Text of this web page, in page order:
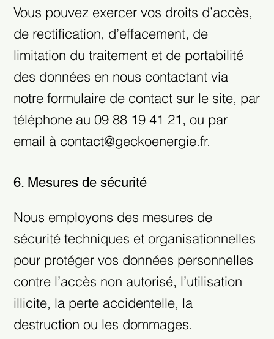
Vous pouvez exercer vos droits d’accès,
de rectification, d’effacement, de
limitation du traitement et de portabilité
des données en nous contactant via
notre formulaire de contact sur le site, par
téléphone au 09 88 19 41 21, ou par
email à contact@geckoenergie.fr.
6. Mesures de sécurité
Nous employons des mesures de
sécurité techniques et organisationnelles
pour protéger vos données personnelles
contre l’accès non autorisé, l’utilisation
illicite, la perte accidentelle, la
destruction ou les dommages.